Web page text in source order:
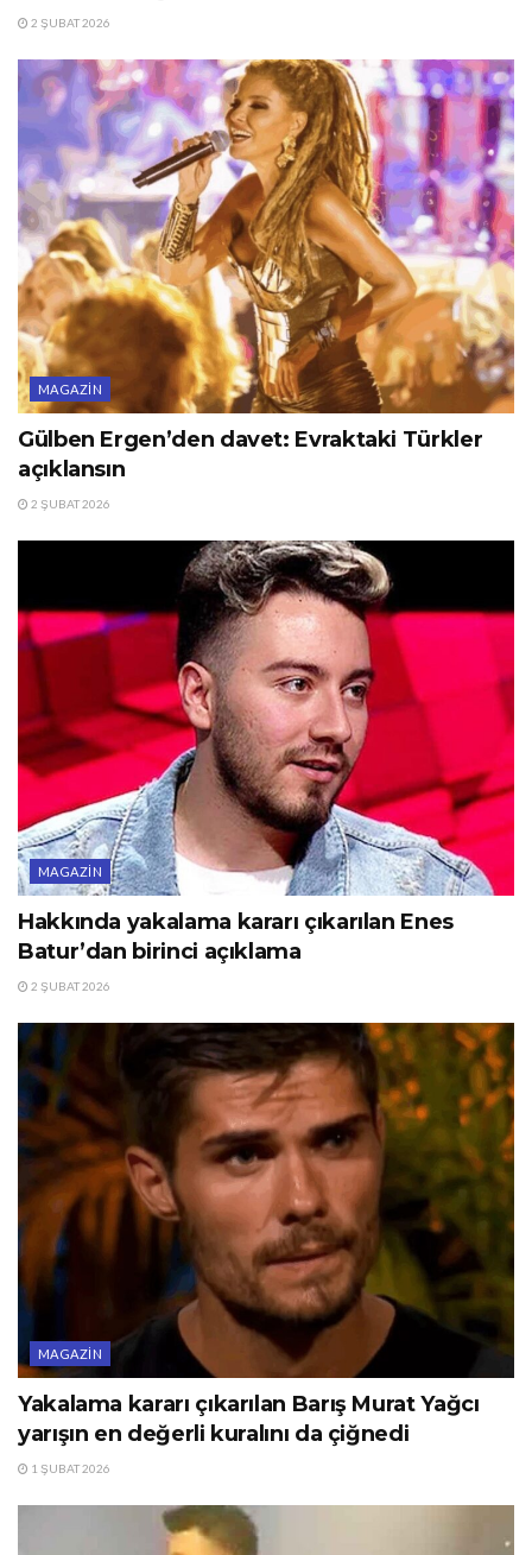
2 ŞUBAT 2026
MAGAZIN
Gülben Ergen’den davet: Evraktaki Türkler
açıklansın
2 ŞUBAT 2026
MAGAZIN
Hakkında yakalama kararı çıkarılan Enes
Batur’dan birinci açıklama
2 ŞUBAT 2026
MAGAZIN
Yakalama kararı çıkarılan Barış Murat Yağcı
yarışın en değerli kuralını da çiğnedi
1 ŞUBAT 2026